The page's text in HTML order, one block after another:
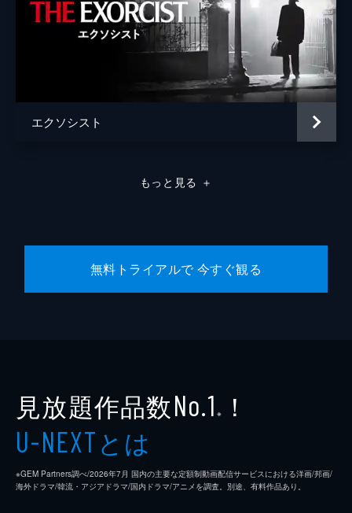
エクソシスト
もっと見る ＋
無料トライアルで 今すぐ観る
見放題作品数No.1 ※ ！
U-NEXTとは
※GEM Partners調べ/2026年7⽉ 国内の主要な定額制動画配信サービスにおける洋画/邦画/
海外ドラマ/韓流・アジアドラマ/国内ドラマ/アニメを調査。別途、有料作品あり。